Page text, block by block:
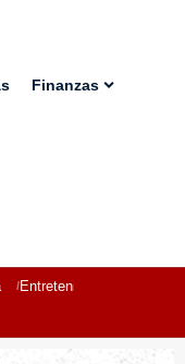
Finanzas
Entretenimiento